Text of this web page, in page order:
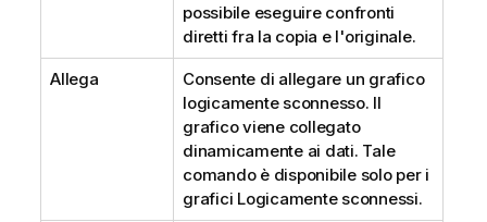
possibile eseguire confronti
diretti fra la copia e l'originale.
Allega
Consente di allegare un grafico
logicamente sconnesso. Il
grafico viene collegato
dinamicamente ai dati. Tale
comando è disponibile solo per i
grafici Logicamente sconnessi.